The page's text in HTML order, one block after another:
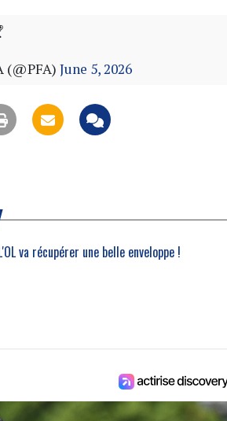
(@PFA) June 5, 2026
va récupérer une belle enveloppe !